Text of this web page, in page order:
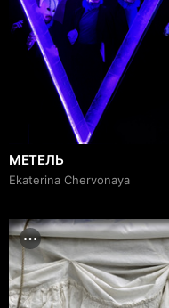
МЕТЕЛЬ
Ekaterina Chervonaya